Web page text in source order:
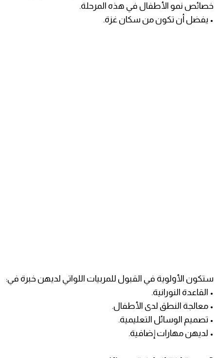
خصائص نمو الأطفال في هذه المرحلة.
• يفضل أن تكون من سكان غزة.
ستكون الأولوية في القبول للمربيات اللواتي لديهن خبرة في:
• القاعدة النورانية.
• معالجة النطق لدى الأطفال.
• تصميم الوسائل التعليمية.
• لديهن مهارات إضافية.